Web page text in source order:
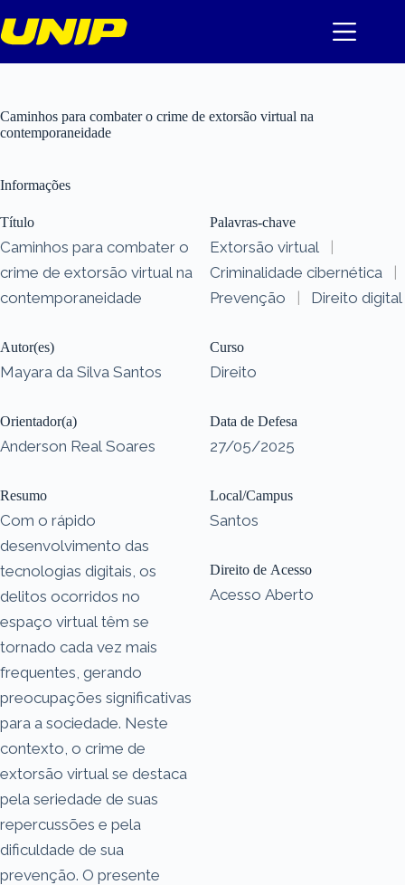
para
o
Caminhos para combater o crime de extorsão virtual na
contemporaneidade
Informações
Título
Caminhos para combater o
crime de extorsão virtual na
contemporaneidade
Autor(es)
Mayara da Silva Santos
Orientador(a)
Anderson Real Soares
Resumo
Com o rápido
desenvolvimento das
tecnologias digitais, os
delitos ocorridos no
espaço virtual têm se
tornado cada vez mais
frequentes, gerando
preocupações significativas
para a sociedade. Neste
contexto, o crime de
extorsão virtual se destaca
pela seriedade de suas
repercussões e pela
dificuldade de sua
prevenção. O presente
Palavras-chave
Extorsão virtual
|
Criminalidade cibernética
|
Prevenção
| Direito digital
Curso
Direito
Data de Defesa
27/05/2025
Local/Campus
Santos
Direito de Acesso
Acesso Aberto